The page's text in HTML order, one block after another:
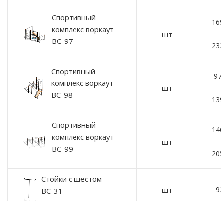
Спортивный
комплекс воркаут
ВС-97
шт
Спортивный
комплекс воркаут
ВС-98
шт
Спортивный
комплекс воркаут
ВС-99
шт
Стойки с шестом
ВС-31
шт